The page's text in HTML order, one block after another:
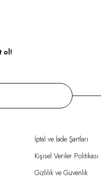
ol!
İptal ve İade Şartları
Kişisel Veriler Politikası
Gizlilik ve Güvenlik